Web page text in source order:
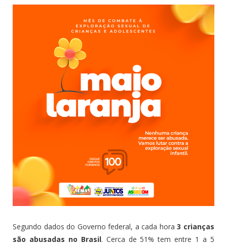
Segundo dados do Governo federal, a cada hora3 crianças
são abusadas no Brasil. Cerca de 51% tem entre 1 a 5